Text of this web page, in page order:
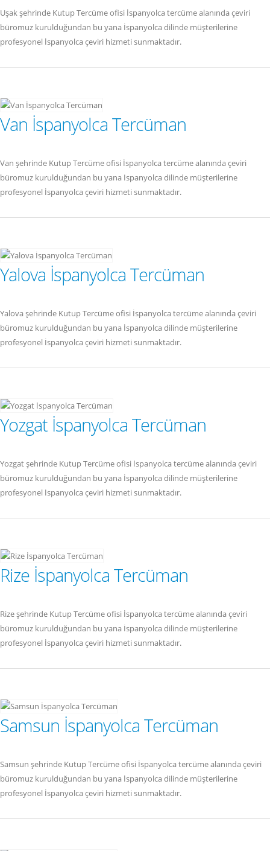
Uşak şehrinde Kutup Tercüme ofisi İspanyolca tercüme alanında çeviri
büromuz kurulduğundan bu yana İspanyolca dilinde müşterilerine
profesyonel İspanyolca çeviri hizmeti sunmaktadır.
Van İspanyolca Tercüman
Van şehrinde Kutup Tercüme ofisi İspanyolca tercüme alanında çeviri
büromuz kurulduğundan bu yana İspanyolca dilinde müşterilerine
profesyonel İspanyolca çeviri hizmeti sunmaktadır.
Yalova İspanyolca Tercüman
Yalova şehrinde Kutup Tercüme ofisi İspanyolca tercüme alanında çeviri
büromuz kurulduğundan bu yana İspanyolca dilinde müşterilerine
profesyonel İspanyolca çeviri hizmeti sunmaktadır.
Yozgat İspanyolca Tercüman
Yozgat şehrinde Kutup Tercüme ofisi İspanyolca tercüme alanında çeviri
büromuz kurulduğundan bu yana İspanyolca dilinde müşterilerine
profesyonel İspanyolca çeviri hizmeti sunmaktadır.
Rize İspanyolca Tercüman
Rize şehrinde Kutup Tercüme ofisi İspanyolca tercüme alanında çeviri
büromuz kurulduğundan bu yana İspanyolca dilinde müşterilerine
profesyonel İspanyolca çeviri hizmeti sunmaktadır.
Samsun İspanyolca Tercüman
Samsun şehrinde Kutup Tercüme ofisi İspanyolca tercüme alanında çeviri
büromuz kurulduğundan bu yana İspanyolca dilinde müşterilerine
profesyonel İspanyolca çeviri hizmeti sunmaktadır.